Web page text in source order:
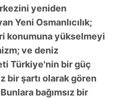
yeniden
Yeni Osmanlıcılık;
konumuna yükselmeyi
ve deniz
Türkiye'nin bir güç
bir şartı olarak gören
bağımsız bir